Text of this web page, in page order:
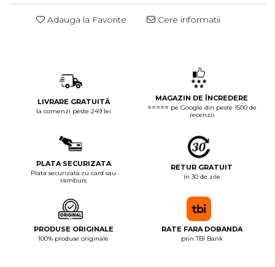
Adauga la Favorite Cere informatii
LIVRARE GRATUITĂ
la comenzi peste 249 lei
MAGAZIN DE ÎNCREDERE
⭐⭐⭐⭐⭐ pe Google din peste 1500 de
recenzii
PLATA SECURIZATA
Plata securizata cu card sau
ramburs
RETUR GRATUIT
în 30 de zile
PRODUSE ORIGINALE
100% produse originale
RATE FARA DOBANDA
prin TBI Bank